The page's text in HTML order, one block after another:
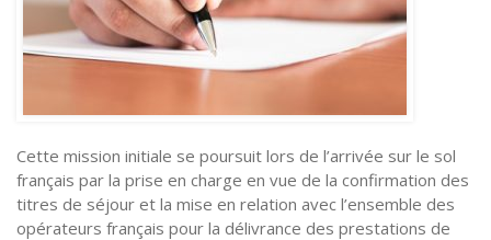
Cette mission initiale se poursuit lors de l’arrivée sur le sol
français par la prise en charge en vue de la confirmation des
titres de séjour et la mise en relation avec l’ensemble des
opérateurs français pour la délivrance des prestations de